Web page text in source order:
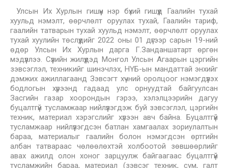
Улсын Их Хурлын гишүүн нэр бүхий гишүүд Гаалийн тухай
хуульд нэмэлт, өөрчлөлт оруулах тухай, Гаалийн тариф,
гаалийн татварын тухай хуульд нэмэлт, өөрчлөлт оруулах
тухай хуулийн төслүүдийг 2022 оны 01 дүгээр сарын 19-ний
өдөр Улсын Их Хурлын дарга Г.Занданшатарт өргөн
мэдүүллээ. Сүүлийн жилүүдэд Монгол Улсын Агаарын цэргийн
зэвсэглэл, техникийг шинэчлэх, НҮБ-ын мандаттай энхийг
дэмжих ажиллагаанд Зэвсэгт хүчний оролцоог нэмэгдүүлэх
бодлогын хүрээнд гадаад улс орнуудтай байгуулсан
Засгийн газар хоорондын гэрээ, хэлэлцээрийн дагуу
буцалтгүй тусламжаар нийлүүлэгдэж буй зэвсэглэл, цэргийн
техник, материал хэрэгслийг хүлээн авч байна. Буцалтгүй
тусламжаар нийлүүлэгдсэн батлан хамгаалах зориулалтын
бараа, материалыг гаалийн болон нэмэгдсэн өртгийн
албан татвараас чөлөөлөхтэй холбоотой зөвшөөрлийг
авах ажилд олон хоног зарцуулж байгаагаас буцалтгүй
тусламжийн бараа, материал (зэвсэг техник, сум, галт